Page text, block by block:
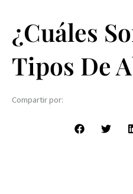
¿Cuáles
Tipos De
Compartir por: